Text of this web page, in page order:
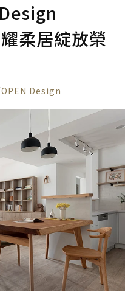
柔居綻放榮
OPEN Design